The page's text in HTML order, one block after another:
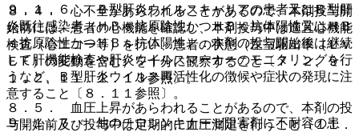
９．１．６． Ｂ型肝炎ウイルスキャリアの患者又はＢ型肝
炎既往感染者（ＨＢｓ抗原陰性かつＨＢｃ抗体陽性又はＨＢ
ｓ抗原陰性かつＨＢｓ抗体陽性）：本剤の投与開始後は継続
して肝機能検査や肝炎ウイルスマーカーのモニタリングを行
うなど、Ｂ型肝炎ウイルス再活性化の徴候や症状の発現に注
意すること〔８．１１参照〕。
９．１．７． 他のチロシンキナーゼ阻害剤に不耐容の患
８．４． 心不全があらわれることがあるので、本剤投与開
始前には、患者の心機能を確認し、本剤投与中は適宜心機能
検査（心エコー等）を行い、患者の状態（左室駆出率（ＬＶ
ＥＦ）の変動を含む）を十分に観察すること〔７．２、９．
１．２、１１．１．１３参照〕。
８．５． 血圧上昇があらわれることがあるので、本剤の投
与開始前及び投与中は定期的に血圧測定を行うこと〔１１．